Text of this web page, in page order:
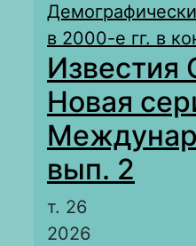
в 2000-е гг. в
Известия
Новая
вып. 2
т. 26
2026